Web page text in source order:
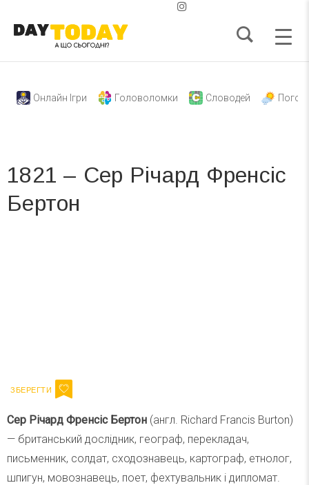
Онлайн Ігри Головоломки Словодей
1821 – Сер Річард Френсіс
Бертон
Сер Річард Френсіс Бертон (англ. Richard Francis Burton)
— британський дослідник, географ, перекладач,
письменник, солдат, сходознавець, картограф, етнолог,
шпигун, мовознавець, поет, фехтувальник і дипломат.